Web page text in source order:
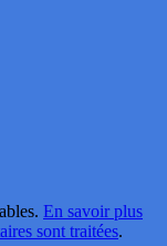
En savoir plus
sont traitées.